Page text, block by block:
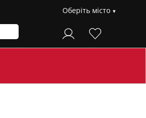
Оберіть місто